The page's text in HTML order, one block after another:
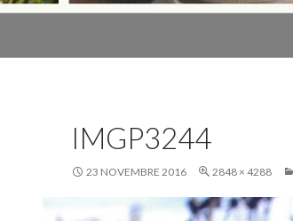
IMGP3244
23 NOVEMBRE 2016 2848 × 4288